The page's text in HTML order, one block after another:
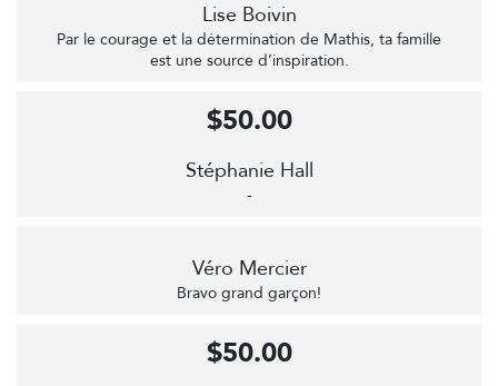
Lise Boivin
Par le courage et la détermination de Mathis, ta famille
est une source d’inspiration.
Stéphanie Hall
-
$50.00
Véro Mercier
Bravo grand garçon!
$50.00